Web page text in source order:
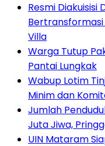
Resmi Diakuisisi
Bertransformasi
Villa
Warga Tutup
Pantai Lungkak
Wabup Lotim
Minim dan
Jumlah
Juta Jiwa,
UIN Mataram